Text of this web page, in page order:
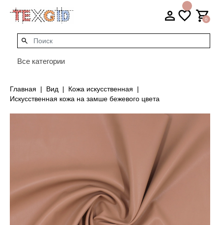
0
Все категории
Главная Вид
Кожа искусственная
Искусственная кожа на замше бежевого цвета